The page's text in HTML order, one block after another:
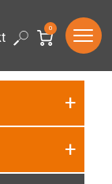
Search
0
+
+